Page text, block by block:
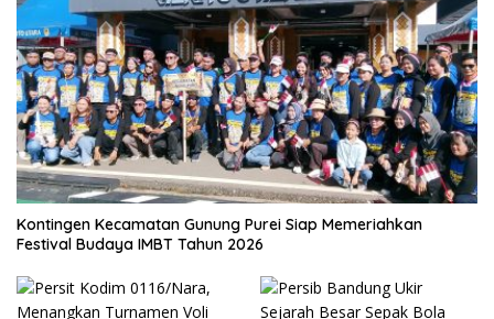
Kontingen Kecamatan Gunung Purei Siap Memeriahkan
Festival Budaya IMBT Tahun 2026